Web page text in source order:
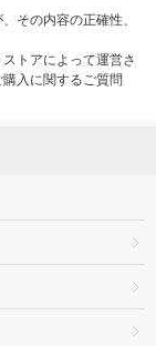
その内容の正確性、
トアによって運営さ
入に関するご質問